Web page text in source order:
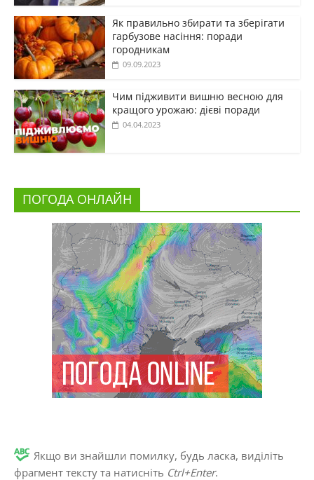
Як правильно збирати та зберігати
гарбузове насіння: поради
городникам
09.09.2023
Чим підживити вишню весною для
кращого урожаю: дієві поради
04.04.2023
ПОГОДА ОНЛАЙН
Якщо ви знайшли помилку, будь ласка, виділіть
фрагмент тексту та натисніть Ctrl+Enter.